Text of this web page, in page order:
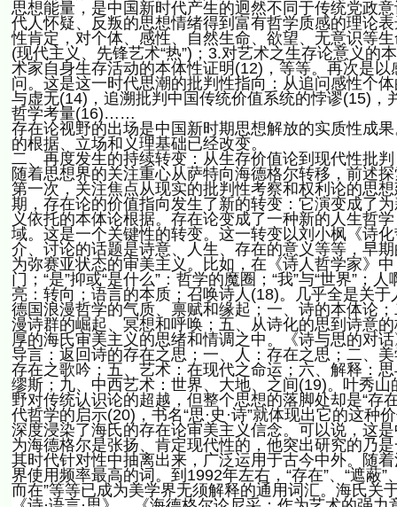
思想能量，是中国新时代产生的迥然不同于传统党政
代人怀疑、反叛的思想情绪得到富有哲学质感的理论
性肯定，对个体、感性、自然生命、欲望、无意识等
(现代主义、先锋艺术“热”)；3.对艺术之生存论意义的
术家自身生存活动的本体性证明(12)，等等。再次是
问。这是这一时代思潮的批判性指向：从追问感性个
与虚无(14)，追溯批判中国传统价值系统的悖谬(15)
哲学考量(16)……
存在论视野的出场是中国新时期思想解放的实质性成
的根据、立场和义理基础已经改变。
二、再度发生的持续转变：从生存价值论到现代性批判
随着思想界的关注重心从萨特向海德格尔转移，前述
第一次，关注焦点从现实的批判性考察和权利论的思
期，存在论的价值指向发生了新的转变：它演变成了
义依托的本体论根据。存在论变成了一种新的人生哲
域。这是一个关键性的转变。这一转变以刘小枫《诗
介、讨论的话题是诗意、人生、存在的意义等等，早
为弥赛亚状态的审美主义。比如，在《诗人哲学家》
门；“是”抑或“是什么”：哲学的魔圈；“我”与“世界”
亮：转向；语言的本质；召唤诗人(18)。几乎全是关
德国浪漫哲学的气质、禀赋和缘起；一、诗的本体论
漫诗群的崛起、冥想和呼唤；五、从诗化的思到诗意
厚的海氏审美主义的思绪和情调之中。《诗与思的对
导言：返回诗的存在之思；一、人：存在之思；二、
存在之歌吟；五、艺术：在现代之命运；六、解释：
缪斯；九、中西艺术：世界、大地、之间(19)。叶秀
野对传统认识论的超越，但整个思想的落脚处却是“存
代哲学的启示(20)，书名“思·史·诗”就体现出它的这
深度浸染了海氏的存在论审美主义信念。可以说，这
为海德格尔是张扬、肯定现代性的，他突出研究的乃
其时代针对性中抽离出来，广泛运用于古今中外。随
界使用频率最高的词。到1992年左右，“存在”、“遮蔽”
而在”等等已成为美学界无须解释的通用词汇。海氏